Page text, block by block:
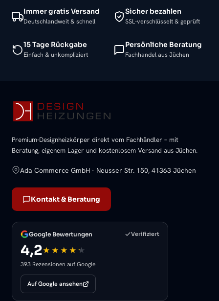
Immer gratis Versand
Deutschlandweit & schnell
Sicher bezahlen
SSL-verschlüsselt & geprüft
15 Tage Rückgabe
Einfach & unkompliziert
Persönliche Beratung
Fachhandel aus Jüchen
Premium-Designheizkörper direkt vom Fachhändler – mit
Beratung, eigenem Lager und kostenlosem Versand aus Jüchen.
Ada Commerce GmbH · Neusser Str. 150, 41363 Jüchen
Kontakt & Beratung
Google Bewertungen Verifiziert
4,2
393 Rezensionen auf Google
Auf Google ansehen